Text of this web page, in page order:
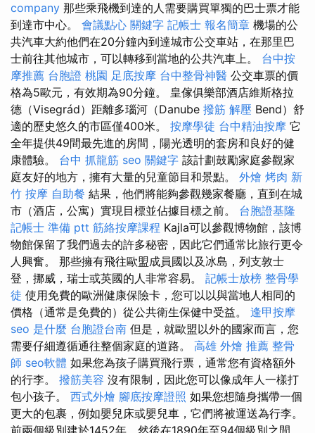
company 那些乘飛機到達的人需要購買單獨的巴士票才能
到達市中心。 會議點心 關鍵字 記帳士 報名簡章 機場的公
共汽車大約他們在20分鐘內到達城市公交車站，在那里巴
士前往其他城市，可以轉移到當地的公共汽車上。 台中按
摩推薦 台胞證 桃園 足底按摩 台中整骨神醫 公交車票的價
格為5歐元，有效期為90分鐘。 皇傢俱樂部酒店維斯格拉
德（Visegrád）距離多瑙河（Danube 撥筋 解壓 Bend）舒
適的歷史悠久的市區僅400米。 按摩學徒 台中精油按摩 它
全年提供49間最先進的房間，陽光透明的套房和良好的健
康體驗。 台中 抓龍筋 seo 關鍵字 該計劃鼓勵家庭參觀家
庭友好的地方，擁有大量的兒童節目和景點。 外燴 烤肉 新
竹 按摩 自助餐 結果，他們將能夠參觀幾家餐廳，直到在城
市（酒店，公寓）實現目標並佔據目標之前。 台胞證基隆
記帳士 準備 ptt 筋絡按摩課程 Kajla可以參觀博物館，該博
物館保留了我們過去的許多秘密，因此它們通常比旅行更令
人興奮。 那些擁有飛往歐盟成員國以及冰島，列支敦士
登，挪威，瑞士或英國的人非常容易。 記帳士放榜 整骨學
徒 使用免費的歐洲健康保險卡，您可以以與當地人相同的
價格（通常是免費的）從公共衛生保健中受益。 逢甲按摩
seo 是什麼 台胞證台南 但是，就歐盟以外的國家而言，您
需要仔細遵循通往整個家庭的道路。 高雄 外燴 推薦 整骨
師 seo軟體 如果您為孩子購買飛行票，通常您有資格額外
的行李。 撥筋美容 沒有限制，因此您可以像成年人一樣打
包小孩子。 西式外燴 腳底按摩證照 如果您想隨身攜帶一個
更大的包裹，例如嬰兒床或嬰兒車，它們將被運送為行李。
前兩個級別建於1452年，然後在1890年至94個級別之間。